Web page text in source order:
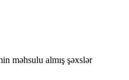
məhsulu almış şəxslər